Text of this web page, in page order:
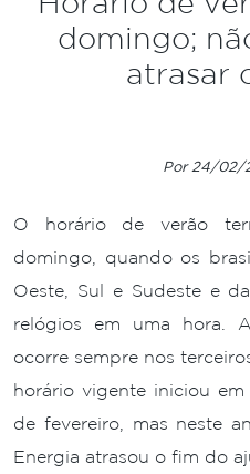
domingo;
atrasar
Por 24/02/
O horário de verão
domingo, quando os
Oeste, Sul e Sudeste e
relógios em uma hora.
ocorre sempre nos
horário vigente iniciou
de fevereiro, mas neste
Energia atrasou o fim do